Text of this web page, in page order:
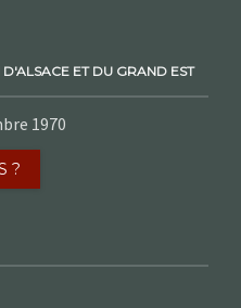
ET DU GRAND EST
1970
?